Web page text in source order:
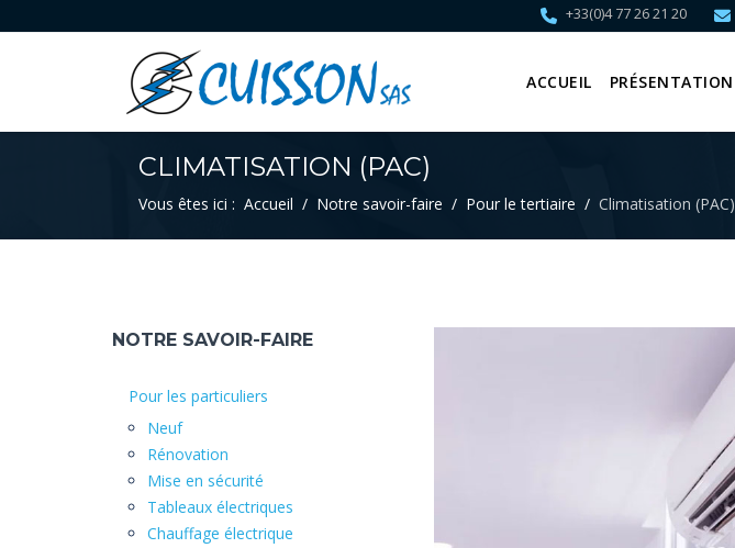
+33(0)4 77 26 21 20
ACCUEIL PRÉSENTATION
CLIMATISATION (PAC)
Vous êtes ici : Accueil Notre savoir-faire Pour le tertiaire Climatisation (PAC)
NOTRE SAVOIR-FAIRE
Pour les particuliers
Neuf
Rénovation
Mise en sécurité
Tableaux électriques
Chauffage électrique